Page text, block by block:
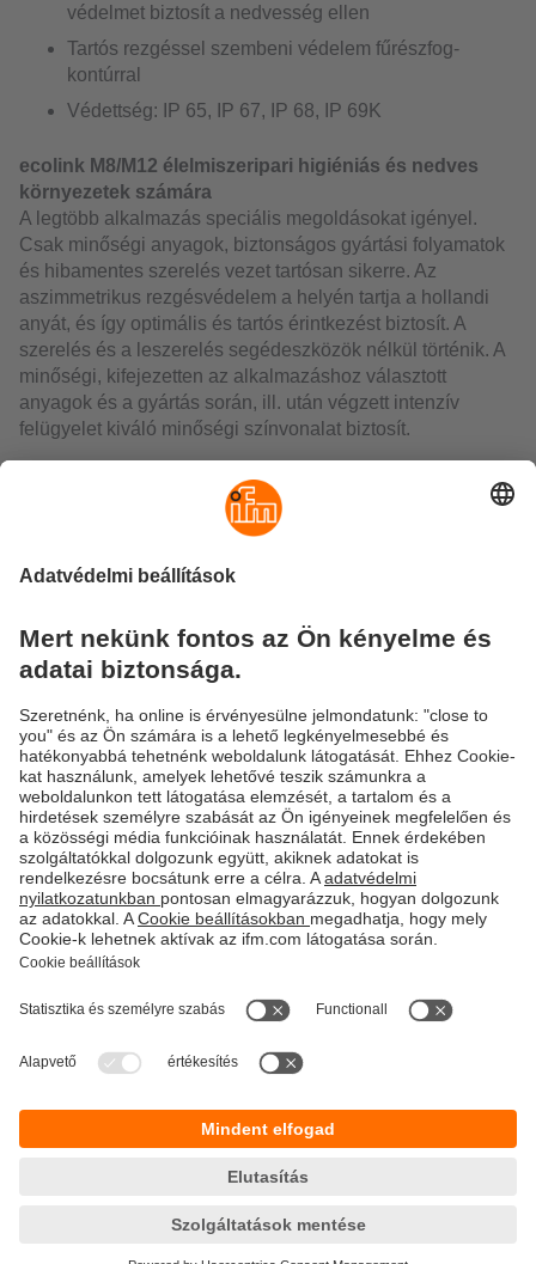
védelmet biztosít a nedvesség ellen
Tartós rezgéssel szembeni védelem fűrészfog-
kontúrral
Védettség: IP 65, IP 67, IP 68, IP 69K
ecolink M8/M12 élelmiszeripari higiéniás és nedves
környezetek számára
A legtöbb alkalmazás speciális megoldásokat igényel.
Csak minőségi anyagok, biztonságos gyártási folyamatok
és hibamentes szerelés vezet tartósan sikerre. Az
aszimmetrikus rezgésvédelem a helyén tartja a hollandi
anyát, és így optimális és tartós érintkezést biztosít. A
szerelés és a leszerelés segédeszközök nélkül történik. A
minőségi, kifejezetten az alkalmazáshoz választott
anyagok és a gyártás során, ill. után végzett intenzív
felügyelet kiváló minőségi színvonalat biztosít.
és nedves területekre (386
ecolink M8, higiéniás és
nedves környezetek
számára (345 KB)
Fenntarthatóság
Telephely (EN)
Akadálymentesítés
Szent Imre út 59. I.em.
+36-96 / 518-397